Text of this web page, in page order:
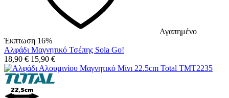
Αγαπημένο
Έκπτωση 16%
Αλφάδι Μαγνητικό Τσέπης Sola Go!
18,90 € 15,90 €